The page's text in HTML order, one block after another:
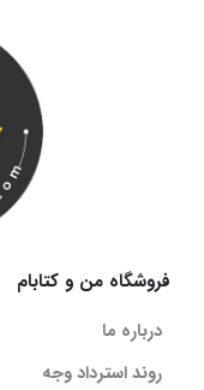
فروشگاه من و کتابام
درباره ما
روند استرداد وجه